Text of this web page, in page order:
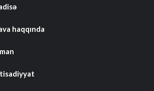
haqqında